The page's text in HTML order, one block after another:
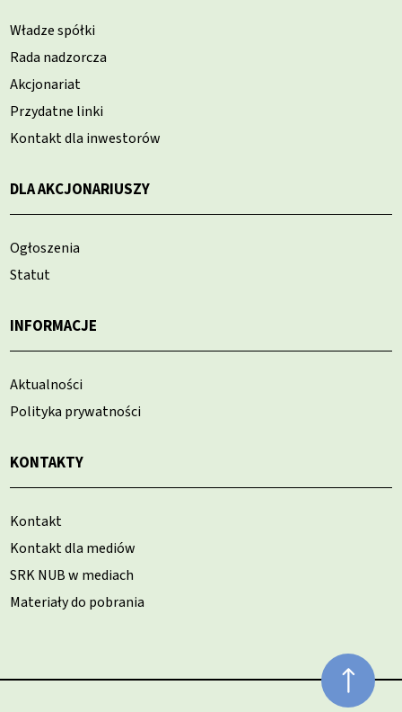
Władze spółki
Rada nadzorcza
Akcjonariat
Przydatne linki
Kontakt dla inwestorów
DLA AKCJONARIUSZY
Ogłoszenia
Statut
INFORMACJE
Aktualności
Polityka prywatności
KONTAKTY
Kontakt
Kontakt dla mediów
SRK NUB w mediach
Materiały do pobrania